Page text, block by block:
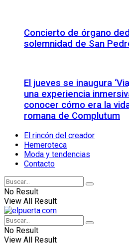
Concierto de órgano
solemnidad de San
El jueves se inaugura
una experiencia
conocer cómo era la
romana de Complutum
El rincón del creador
Hemeroteca
Moda y tendencias
Contacto
No Result
View All Result
No Result
View All Result